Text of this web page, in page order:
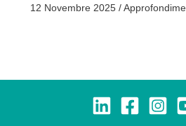
12 Novembre 2025 /